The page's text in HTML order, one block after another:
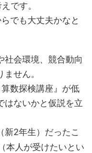
です。
でも大丈夫かなと
社会環境、競合動向
せん。
数探検講座』が低
はないかと仮説を立
新2年生）だったこ
（本人が受けたいとい